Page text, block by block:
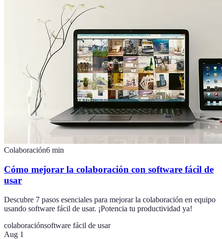
Colaboración6 min
Cómo mejorar la colaboración con software fácil de
usar
Descubre 7 pasos esenciales para mejorar la colaboración en equipo
usando software fácil de usar. ¡Potencia tu productividad ya!
colaboraciónsoftware fácil de usar
Aug 1